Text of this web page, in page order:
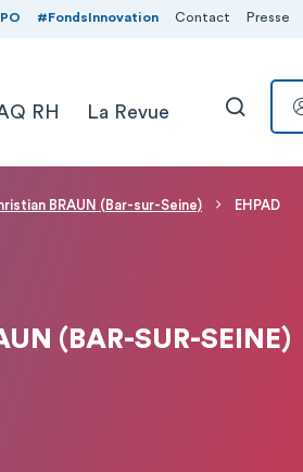
#FondsInnovation Contact Presse
RH La Revue
BRAUN (Bar-sur-Seine) EHPAD
(BAR-SUR-SEINE)